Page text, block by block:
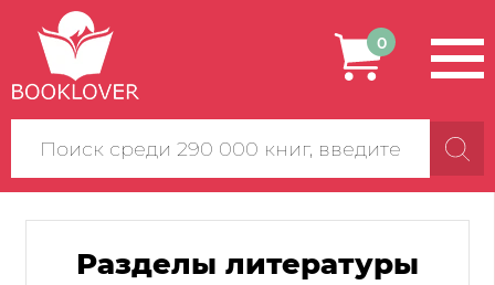
Поиск
по
сайту
0
Разделы литературы